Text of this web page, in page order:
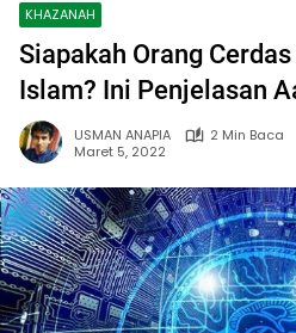
KHAZANAH
Siapakah Orang
Islam? Ini Penjelasan
USMAN ANAPIA
2 Min Baca
Maret 5, 2022